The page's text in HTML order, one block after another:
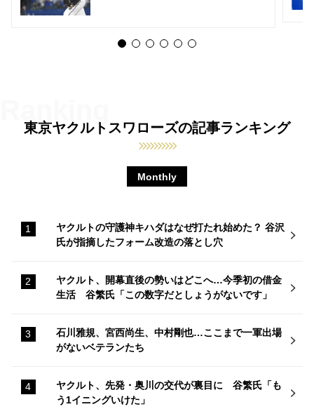
東京ヤクルトスワローズの記事ランキング
Monthly
ヤクルトの守護神キハダはなぜ打たれ始めた？ 谷沢
氏が指摘したフォーム改造の落とし穴
ヤクルト、開幕直後の勢いはどこへ…今季初の借金
生活 谷繁氏「この数字だとしょうがないです」
石川雅規、宮西尚生、中村剛也…ここまで一軍出場
がないベテランたち
ヤクルト、先発・奥川の交代が裏目に 谷繁氏「も
う1イニングいけた」